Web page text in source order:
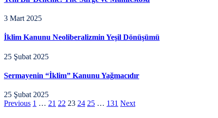
3 Mart 2025
İklim Kanunu Neoliberalizmin Yeşil Dönüşümü
25 Şubat 2025
Sermayenin “İklim” Kanunu Yağmacıdır
25 Şubat 2025
Previous 1 … 21 22 23 24 25 … 131 Next